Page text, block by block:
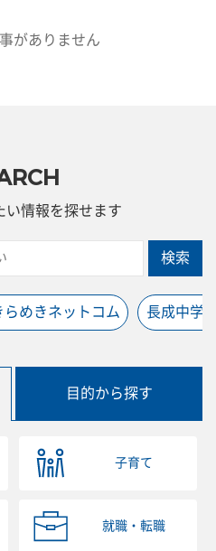
がありません
い情報を探せます
検索
らめきネットコム 長成中学
目的から探す
子育て
就職・転職